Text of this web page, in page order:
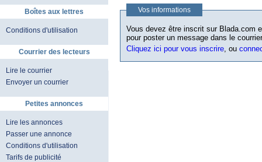
Boîtes aux lettres
Conditions d'utilisation
Courrier des lecteurs
Lire le courrier
Envoyer un courrier
Petites annonces
Lire les annonces
Passer une annonce
Conditions d'utilisation
Tarifs de publicité
Vos informations
Vous devez être inscrit sur Blada.com
pour poster un message dans le
Cliquez ici pour vous inscrire, ou